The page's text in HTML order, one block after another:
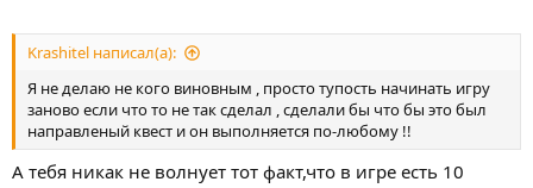
Krashitel написал(а):
Я не делаю не кого виновным , просто тупость начинать игру
заново если что то не так сделал , сделали бы что бы это был
направленый квест и он выполняется по-любому !!
А тебя никак не волнует тот факт,что в игре есть 10